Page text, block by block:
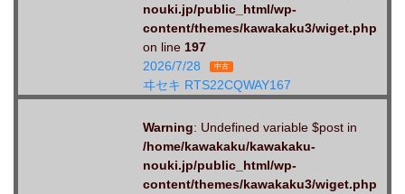
nouki.jp/public_html/wp-
content/themes/kawakaku3/wiget.php
on line 197
2026/7/28
中古
ヰセキ RTS22CQWAY167
Warning: Undefined variable $post in
/home/kawakaku/kawakaku-
nouki.jp/public_html/wp-
content/themes/kawakaku3/wiget.php